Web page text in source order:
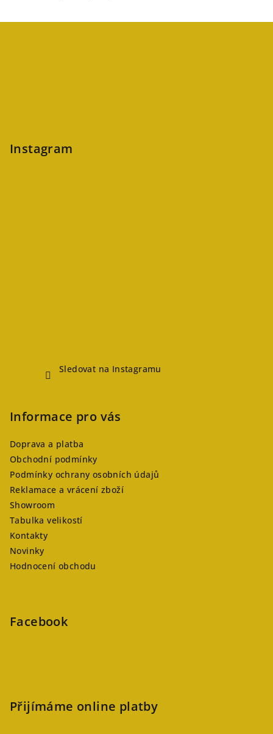
Instagram
Sledovat na Instagramu
Informace pro vás
Doprava a platba
Obchodní podmínky
Podmínky ochrany osobních údajů
Reklamace a vrácení zboží
Showroom
Tabulka velikostí
Kontakty
Novinky
Hodnocení obchodu
Facebook
Přijímáme online platby